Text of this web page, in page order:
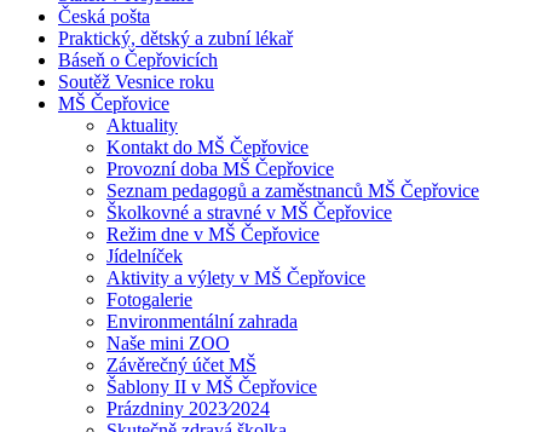
Česká pošta
Praktický, dětský a zubní lékař
Báseň o Čepřovicích
Soutěž Vesnice roku
MŠ Čepřovice
Aktuality
Kontakt do MŠ Čepřovice
Provozní doba MŠ Čepřovice
Seznam pedagogů a zaměstnanců MŠ Čepřovice
Školkovné a stravné v MŠ Čepřovice
Režim dne v MŠ Čepřovice
Jídelníček
Aktivity a výlety v MŠ Čepřovice
Fotogalerie
Environmentální zahrada
Naše mini ZOO
Závěrečný účet MŠ
Šablony II v MŠ Čepřovice
Prázdniny 2023⁄2024